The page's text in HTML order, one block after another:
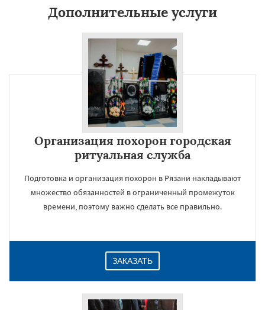
Дополнительные услуги
Организация похорон городская
ритуальная служба
Подготовка и организация похорон в Рязани накладывают
множество обязанностей в ограниченный промежуток
времени, поэтому важно сделать все правильно.
ЗАКАЗАТЬ
Даю согласие на обработку персональных данных